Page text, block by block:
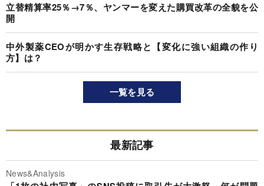
立替精算率25％→7％、ヤンマーを変えた購買改革の全貌を公
開
中外製薬CEOが明かす生存戦略と【変化に強い組織の作り
方】は？
一覧を見る
最新記事
News&Analysis